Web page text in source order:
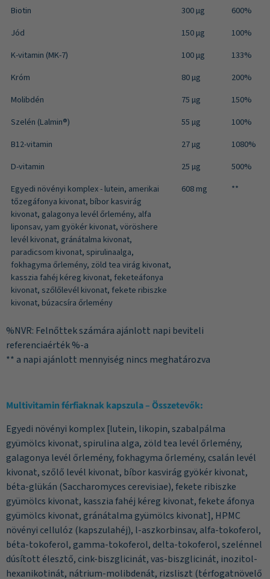
Biotin
300 µg
600%
Jód
150 μg
100%
K-vitamin (MK-7)
100 μg
133%
Króm
80 µg
200%
Molibdén
75 µg
150%
Szelén (Lalmin®)
55 µg
100%
B12-vitamin
27 µg
1080%
D-vitamin
25 µg
500%
Egyedi növényi komplex - lutein, amerikai
tőzegáfonya kivonat, bíbor kasvirág
kivonat, galagonya levél őrlemény, alfa
liponsav, yam gyökér kivonat, vöröshere
levél kivonat, gránátalma kivonat,
paradicsom kivonat, spirulinaalga,
fokhagyma őrlemény, zöld tea virág kivonat,
kasszia fahéj kéreg kivonat, feketeáfonya
kivonat, szőlőlevél kivonat, fekete ribiszke
kivonat, búzacsíra őrlemény
608 mg **
%NVR: Felnőttek számára ajánlott napi beviteli
referenciaérték %-a
** a napi ajánlott mennyiség nincs meghatározva
Multivitamin férfiaknakkapszula–Összetevők:
Egyedi növényi komplex [lutein, likopin, szabalpálma
gyümölcs kivonat, spirulina alga, zöld tea levél őrlemény,
galagonya levél őrlemény, fokhagyma őrlemény, csalán levél
kivonat, szőlő levél kivonat, bíbor kasvirág gyökér kivonat,
béta-glükán (Saccharomyces cerevisiae), fekete ribiszke
gyümölcs kivonat, kasszia fahéj kéreg kivonat, fekete áfonya
gyümölcs kivonat, gránátalma gyümölcs kivonat], HPMC
növényi cellulóz (kapszulahéj), l-aszkorbinsav, alfa-tokoferol,
béta-tokoferol, gamma-tokoferol, delta-tokoferol, szelénnel
dúsított élesztő, cink-biszglicinát, vas-biszglicinát, inozitol-
hexanikotinát, nátrium-molibdenát, rizsliszt (térfogatnövelő